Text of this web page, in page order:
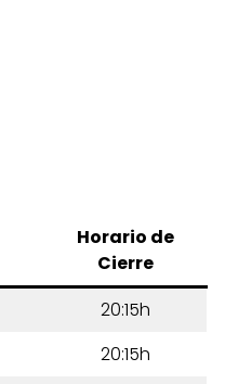
Horario de
Cierre
20:15h
20:15h